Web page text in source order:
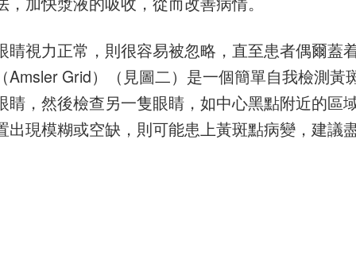
視力正常，則很容易被忽略，直至患者偶爾蓋
Grid）（見圖二）是一個簡單自我檢測黃
，然後檢查另一隻眼睛，如中心黑點附近的區
現模糊或空缺，則可能患上黃斑點病變，建議